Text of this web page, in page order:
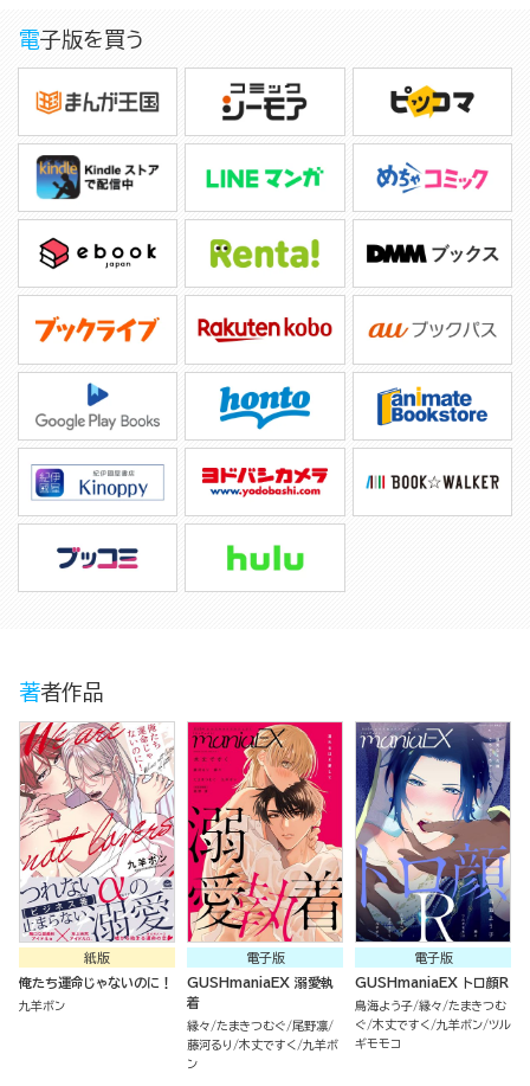
電子版を買う
著者作品
紙版
俺たち運命じゃないのに！
九羊ボン
電子版
GUSHmaniaEX 溺愛執
着
縁々 たまきつむぐ 尾野凛
藤河るり
木丈ですく 九羊ボ
ン
電子版
GUSHmaniaEX トロ顔R
鳥海よう子 縁々 たまきつむ
ぐ 木丈ですく 九羊ボン ツル
ギモモコ